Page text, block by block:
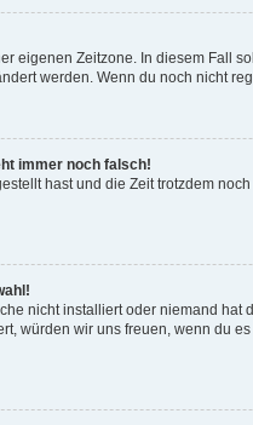
eigenen Zeitzone. In diesem Fall
werden. Wenn du noch nicht
immer noch falsch!
hast und die Zeit trotzdem
nicht installiert oder niemand
würden wir uns freuen, wenn du